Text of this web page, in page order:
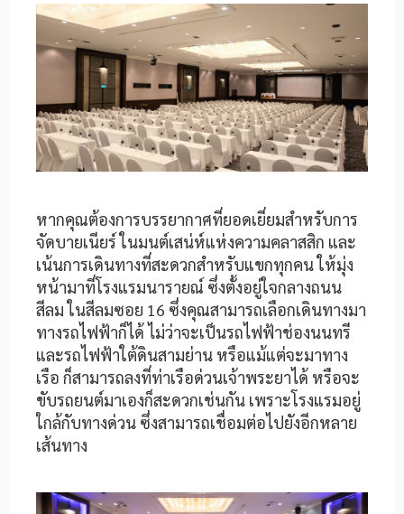
หากคุณต้องการบรรยากาศที่ยอดเยี่ยมสำหรับการ
จัดบายเนียร์ ในมนต์เสน่ห์แห่งความคลาสสิก และ
เน้นการเดินทางที่สะดวกสำหรับแขกทุกคน ให้มุ่ง
หน้ามาที่โรงแรมนารายณ์ ซึ่งตั้งอยู่ใจกลางถนน
สีลม ในสีลมซอย 16 ซึ่งคุณสามารถเลือกเดินทางมา
ทางรถไฟฟ้าก็ได้ ไม่ว่าจะเป็นรถไฟฟ้าช่องนนทรี
และรถไฟฟ้าใต้ดินสามย่าน หรือแม้แต่จะมาทาง
เรือ ก็สามารถลงที่ท่าเรือด่วนเจ้าพระยาได้ หรือจะ
ขับรถยนต์มาเองก็สะดวกเช่นกัน เพราะโรงแรมอยู่
ใกล้กับทางด่วน ซึ่งสามารถเชื่อมต่อไปยังอีกหลาย
เส้นทาง